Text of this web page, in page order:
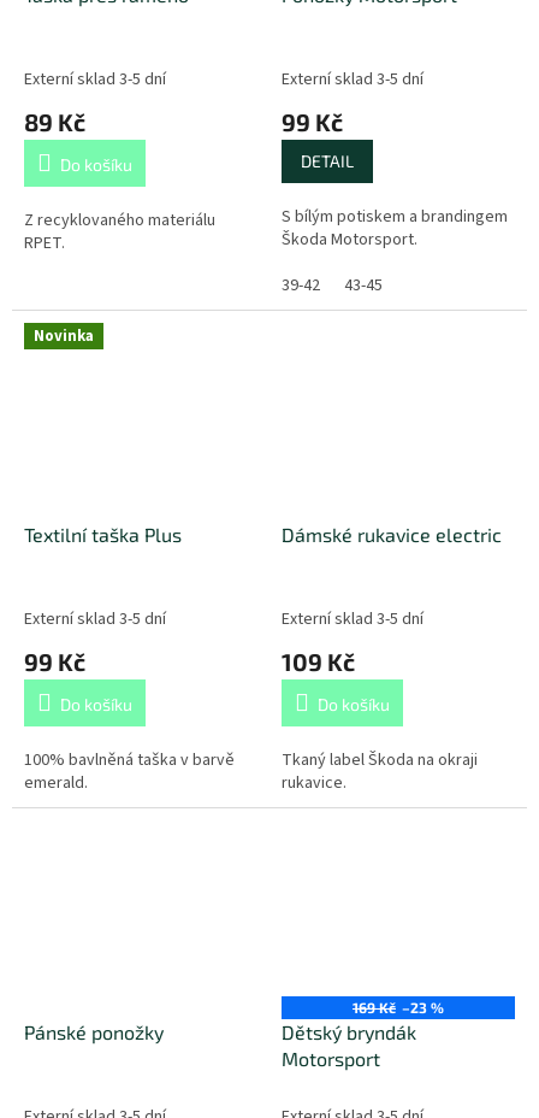
Externí sklad 3-5 dní
89 Kč
Do košíku
Z recyklovaného materiálu
RPET.
Externí sklad 3-5 dní
99 Kč
DETAIL
S bílým potiskem a brandingem
Škoda Motorsport.
39-42
43-45
Novinka
Textilní taška Plus
Externí sklad 3-5 dní
99 Kč
Do košíku
100% bavlněná taška v barvě
emerald.
Dámské rukavice electric
Externí sklad 3-5 dní
109 Kč
Do košíku
Tkaný label Škoda na okraji
rukavice.
Pánské ponožky
169 Kč –23 %
Dětský bryndák
Motorsport